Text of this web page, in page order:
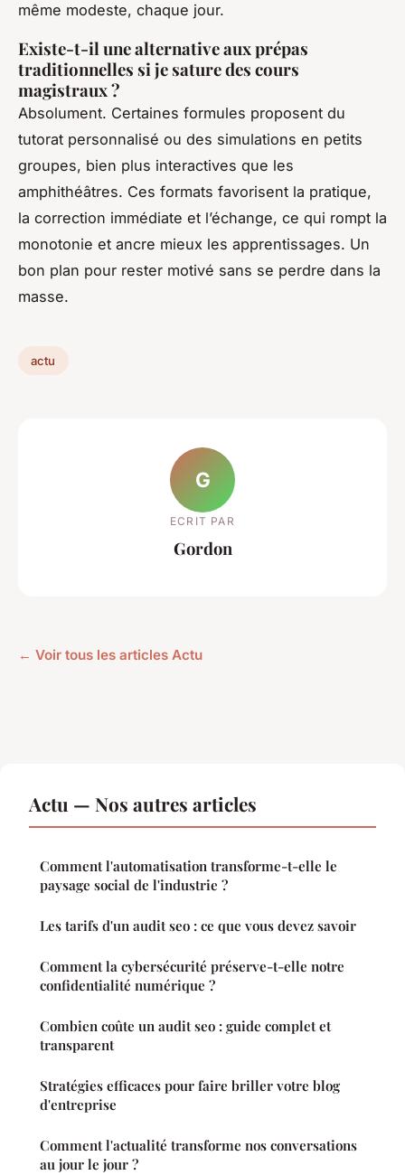
même modeste, chaque jour.
Existe-t-il une alternative aux prépas
traditionnelles si je sature des cours
magistraux ?
Absolument. Certaines formules proposent du
tutorat personnalisé ou des simulations en petits
groupes, bien plus interactives que les
amphithéâtres. Ces formats favorisent la pratique,
la correction immédiate et l’échange, ce qui rompt la
monotonie et ancre mieux les apprentissages. Un
bon plan pour rester motivé sans se perdre dans la
masse.
actu
G
ECRIT PAR
Gordon
← Voir tous les articles Actu
Actu — Nos autres articles
Comment l'automatisation transforme-t-elle le
paysage social de l'industrie ?
Les tarifs d'un audit seo : ce que vous devez savoir
Comment la cybersécurité préserve-t-elle notre
confidentialité numérique ?
Combien coûte un audit seo : guide complet et
transparent
Stratégies efficaces pour faire briller votre blog
d'entreprise
Comment l'actualité transforme nos conversations
au jour le jour ?